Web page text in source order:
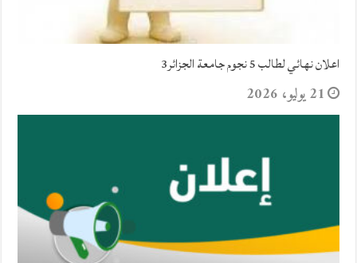
اعلان نهائي لطالب 5 نجوم جامعة الجزائر3
21 يوليو، 2026